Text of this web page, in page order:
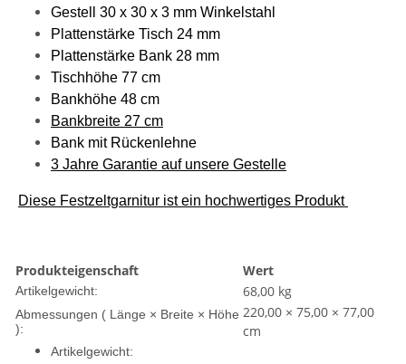
Gestell 30 x 30 x 3 mm Winkelstahl
Plattenstärke Tisch 24 mm
Plattenstärke Bank 28 mm
Tischhöhe 77 cm
Bankhöhe 48 cm
Bankbreite 27 cm
Bank mit Rückenlehne
3 Jahre Garantie auf unsere Gestelle
Diese Festzeltgarnitur ist ein hochwertiges Produkt
Produkteigenschaft Wert
Artikelgewicht: 68,00 kg
Abmessungen ( Länge × Breite × Höhe
):
220,00 × 75,00 × 77,00
cm
Artikelgewicht: